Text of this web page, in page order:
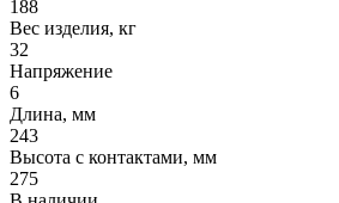
188
Вес изделия, кг
32
Напряжение
6
Длина, мм
243
Высота с контактами, мм
275